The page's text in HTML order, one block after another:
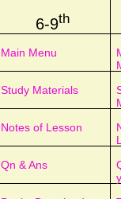
6-9th
Main Menu
Study Materials
Notes of Lesson
Qn & Ans
y